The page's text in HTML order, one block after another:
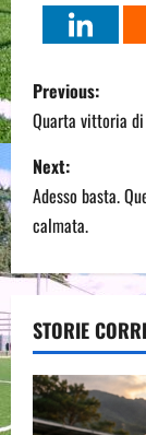
P
o
s
t
n
a
v
i
Previous:
Quarta vittoria
Next:
Adesso basta.
calmata.
STORIE